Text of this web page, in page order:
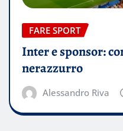
FARE SPORT
Inter e sponsor:
nerazzurro
Alessandro Riva